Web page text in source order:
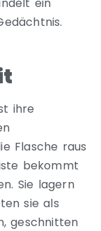
ein
ihre
Flasche raus
bekommt
Sie lagern
sie als
geschnitten